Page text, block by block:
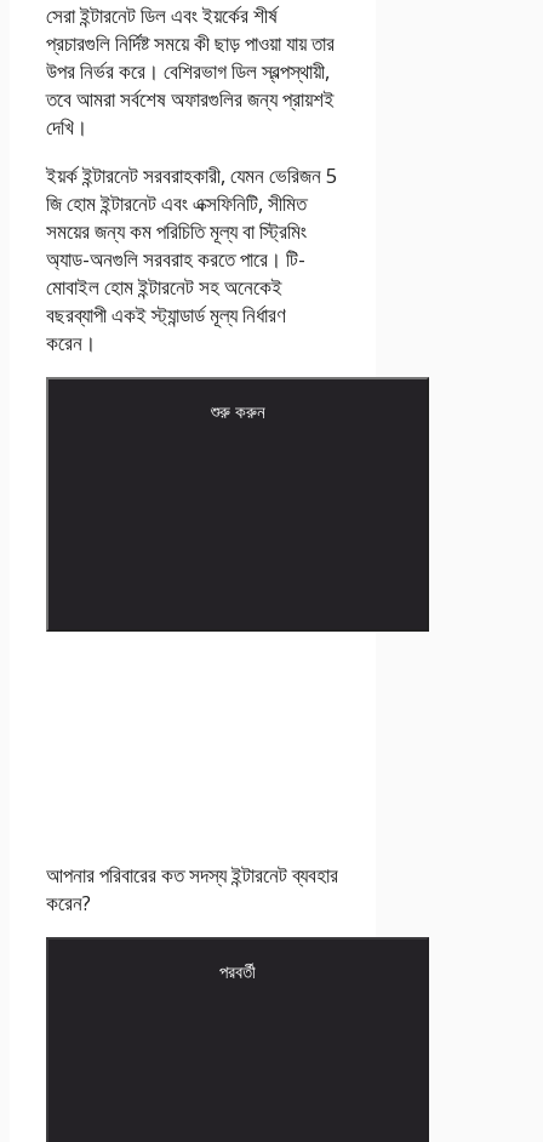
সেরা ইন্টারনেট ডিল এবং ইয়র্কের শীর্ষ
প্রচারগুলি নির্দিষ্ট সময়ে কী ছাড় পাওয়া যায় তার
উপর নির্ভর করে। বেশিরভাগ ডিল স্বল্পস্থায়ী,
তবে আমরা সর্বশেষ অফারগুলির জন্য প্রায়শই
দেখি।
ইয়র্ক ইন্টারনেট সরবরাহকারী, যেমন ভেরিজন 5
জি হোম ইন্টারনেট এবং এক্সফিনিটি, সীমিত
সময়ের জন্য কম পরিচিতি মূল্য বা স্ট্রিমিং
অ্যাড-অনগুলি সরবরাহ করতে পারে। টি-
মোবাইল হোম ইন্টারনেট সহ অনেকেই
বছরব্যাপী একই স্ট্যান্ডার্ড মূল্য নির্ধারণ
করেন।
শুরু করুন
আপনার পরিবারের কত সদস্য ইন্টারনেট ব্যবহার
করেন?
পরবর্তী